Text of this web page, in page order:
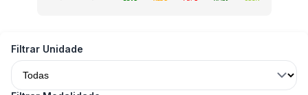
Filtrar Unidade